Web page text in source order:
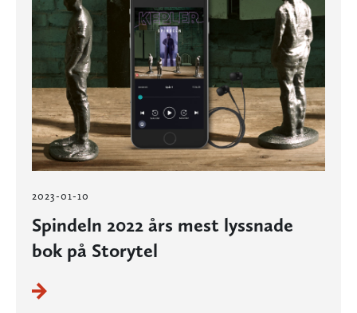
2023-01-10
Spindeln 2022 års mest lyssnade
bok på Storytel